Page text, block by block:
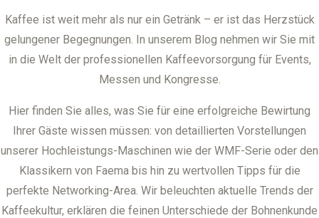
Kaffee ist weit mehr als nur ein Getränk – er ist das Herzstück
gelungener Begegnungen. In unserem Blog nehmen wir Sie mit
in die Welt der professionellen Kaffeevorsorgung für Events,
Messen und Kongresse.
Hier finden Sie alles, was Sie für eine erfolgreiche Bewirtung
Ihrer Gäste wissen müssen: von detaillierten Vorstellungen
unserer Hochleistungs-Maschinen wie der WMF-Serie oder den
Klassikern von Faema bis hin zu wertvollen Tipps für die
perfekte Networking-Area. Wir beleuchten aktuelle Trends der
Kaffeekultur, erklären die feinen Unterschiede der Bohnenkunde